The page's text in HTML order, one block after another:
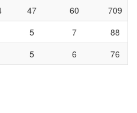
47 60
709
5 7
88
5 6 76